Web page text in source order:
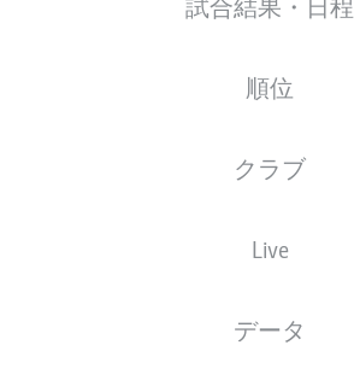
順位
クラブ
Live
データ
13.12.2003